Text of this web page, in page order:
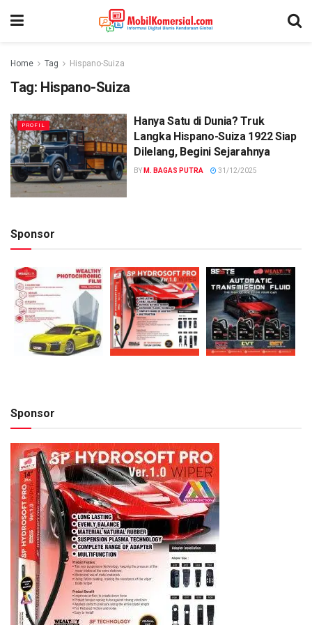
Home Tag Hispano-Suiza
Tag: Hispano-Suiza
PROFIL
Hanya Satu di Dunia? Truk
Langka Hispano-Suiza 1922 Siap
Dilelang, Begini Sejarahnya
BY M. BAGAS PUTRA 31/12/2025
Sponsor
Sponsor